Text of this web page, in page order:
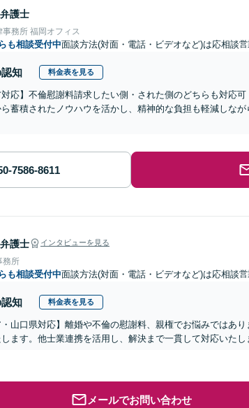
弁護士
務所 福岡オフィス
も相談受付中面談方法(対面・電話・ビデオなど)は応相談営
知 料金表を見る
対応】不倫慰謝料請求したい側・された側のどちらも対応
蓄積されたノウハウを活かし、精神的な負担も軽減しな
弁護士 インタビューを見る
務所
も相談受付中面談方法(対面・電話・ビデオなど)は応相談営
知 料金表を見る
・山口県対応】離婚や不倫の慰謝料、親権でお悩みではあ
ます。他士業連携を活用し、解決まで一貫して対応いたし
メールでお問い合わせ